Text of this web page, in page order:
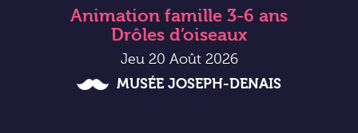
Animation famille 3-6 ans
Drôles d’oiseaux
Jeu 20 Août 2026
MUSÉE JOSEPH-DENAIS